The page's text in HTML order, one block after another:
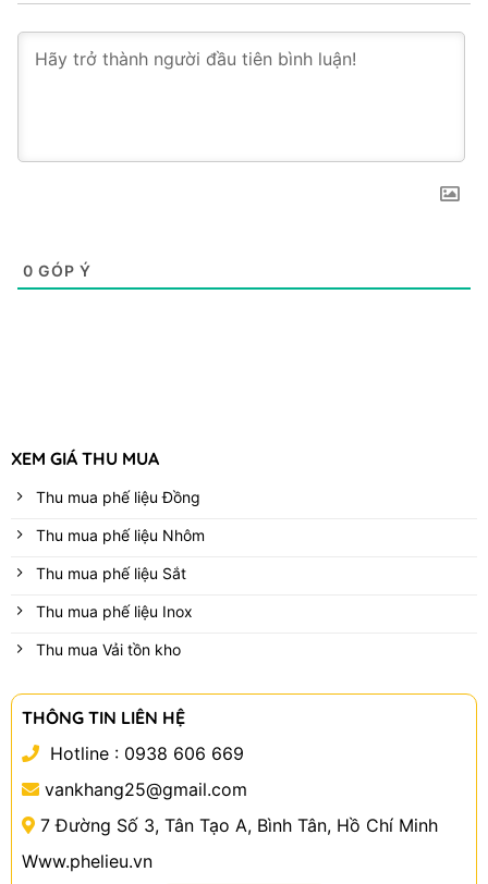
0 GÓP Ý
XEM GIÁ THU MUA
Thu mua phế liệu Đồng
Thu mua phế liệu Nhôm
Thu mua phế liệu Sắt
Thu mua phế liệu Inox
Thu mua Vải tồn kho
THÔNG TIN LIÊN HỆ
Hotline : 0938 606 669
vankhang25@gmail.com
7 Đường Số 3, Tân Tạo A, Bình Tân, Hồ Chí Minh
Www.phelieu.vn